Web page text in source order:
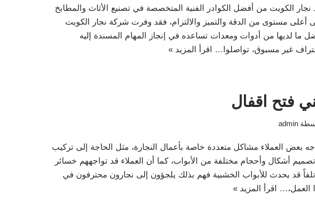
نجار الكويت من أفضل الكوادر الفنية المتخصصة في تصنيع الأثاث والمطابخ
أعلى مستوى من الدقة والتميز والالتزام، فقد وفرت شركة نجار الكويت
ما لديها من أدوات ومعدات تساعده في إنجاز المهام المسندة إليه
غير مسبوق، تواصلوا…
اقرأ المزيد »
فتح اقفال
admin
بعض العملاء مشاكل متعددة خاصة بأعمال النجارة، مثل الحاجة إلى تركيب
تصميم أشكال وأحجام مختلفة من الأبواب، كما أن العملاء قد تواجههم خسائر
تلفاً قد يحدث للأبواب الخشبية فهم بذلك يلجؤون إلى نجارون محترفون في
العمل،…
اقرأ المزيد »